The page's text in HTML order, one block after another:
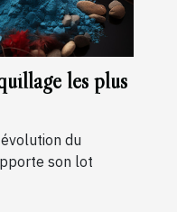
les plus
du
son lot